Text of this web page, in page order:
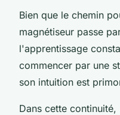
Bien que le chemin
magnétiseur passe
l'apprentissage
commencer par une
son intuition est
Dans cette